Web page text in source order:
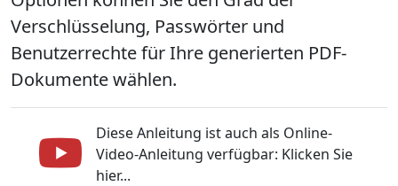
Verschlüsselung, Passwörter und
Benutzerrechte für Ihre generierten PDF-
Dokumente wählen.
Diese Anleitung ist auch als Online-
Video-Anleitung verfügbar: Klicken Sie
hier...